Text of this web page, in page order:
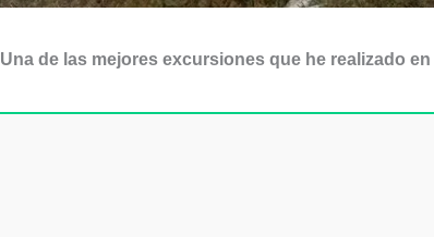
Una de las mejores excursiones que he realizado